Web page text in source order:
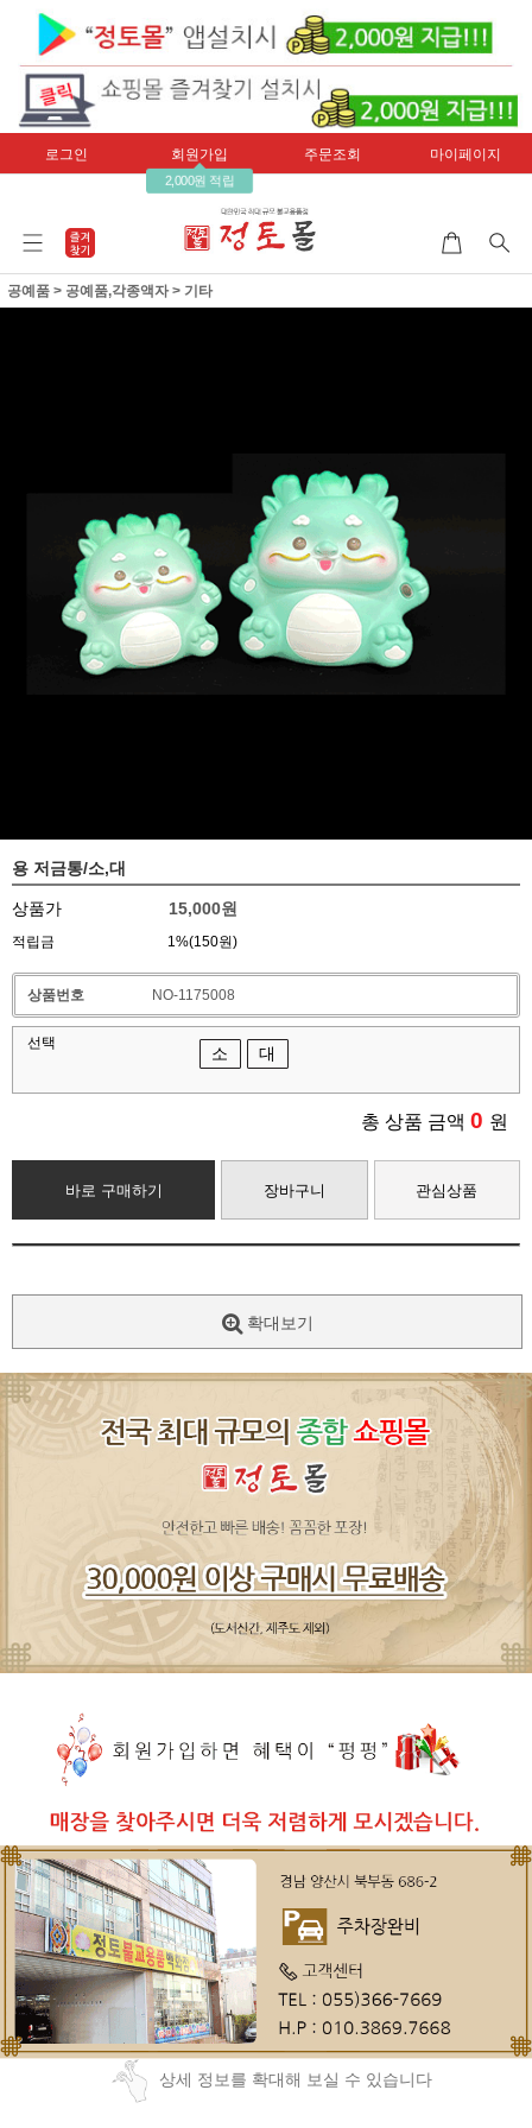
로그인 회원가입
2,000원 적립
주문조회 마이페이지
공예품 > 공예품,각종액자> 기타
용 저금통/소,대
상품가 15,000원
적립금 1%(150원)
상품번호 NO-1175008
선택
소 대
총 상품 금액 0 원
바로 구매하기 장바구니 관심상품
확대보기
상세 정보를 확대해 보실 수 있습니다